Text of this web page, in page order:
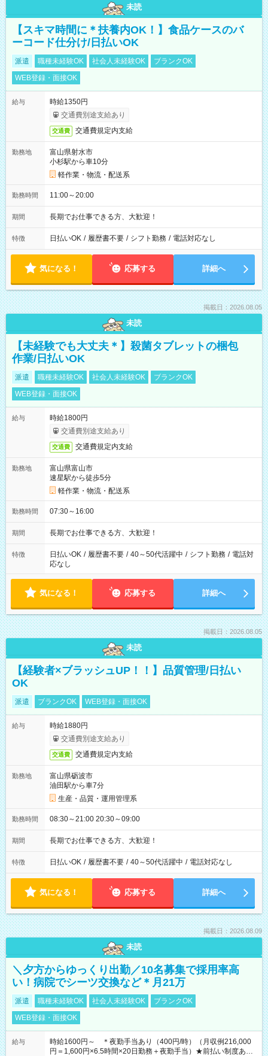
未読
【スキマ時間に＊扶養内OK！】食品ケースのバ
ーコード仕分け/日払いOK
派遣 職種未経験OK 社会人未経験OK
ブランクOK
WEB登録・面接OK
給与
時給1350円
交通費別途支給あり
交通費 交通費規定内支給
勤務地
富山県射水市
小杉駅から車10分
軽作業・物流・配送系
勤務時間 11:00～20:00
期間 長期でお仕事できる方、大歓迎！
特徴 日払いOK / 履歴書不要 / シフト勤務 / 電話対応なし
気になる！ 応募する 詳細へ
掲載日：2026.08.05
未読
【未経験でも大丈夫＊】殺菌タブレットの梱包
作業/日払いOK
派遣 職種未経験OK 社会人未経験OK
ブランクOK
WEB登録・面接OK
給与
時給1800円
交通費別途支給あり
交通費 交通費規定内支給
勤務地
富山県富山市
速星駅から徒歩5分
軽作業・物流・配送系
勤務時間 07:30～16:00
期間 長期でお仕事できる方、大歓迎！
特徴 日払いOK / 履歴書不要 / 40～50代活躍中 / シフト勤務 / 電話対
応なし
気になる！ 応募する 詳細へ
掲載日：2026.08.05
未読
【経験者×ブラッシュUP！！】品質管理/日払い
OK
派遣 ブランクOK WEB登録・面接OK
給与
時給1880円
交通費別途支給あり
交通費 交通費規定内支給
勤務地
富山県砺波市
油田駅から車7分
生産・品質・運用管理系
勤務時間 08:30～21:00 20:30～09:00
期間 長期でお仕事できる方、大歓迎！
特徴 日払いOK / 履歴書不要 / 40～50代活躍中 / 電話対応なし
気になる！ 応募する 詳細へ
掲載日：2026.08.09
未読
＼夕方からゆっくり出勤／10名募集で採用率高
い！病院でシーツ交換など＊月21万
派遣 職種未経験OK 社会人未経験OK
ブランクOK
WEB登録・面接OK
給与
時給1600円～ ＊夜勤手当あり（400円/時）（月収例216,000
円＝1,600円×6.5時間×20日勤務＋夜勤手当）★前払い制度あり